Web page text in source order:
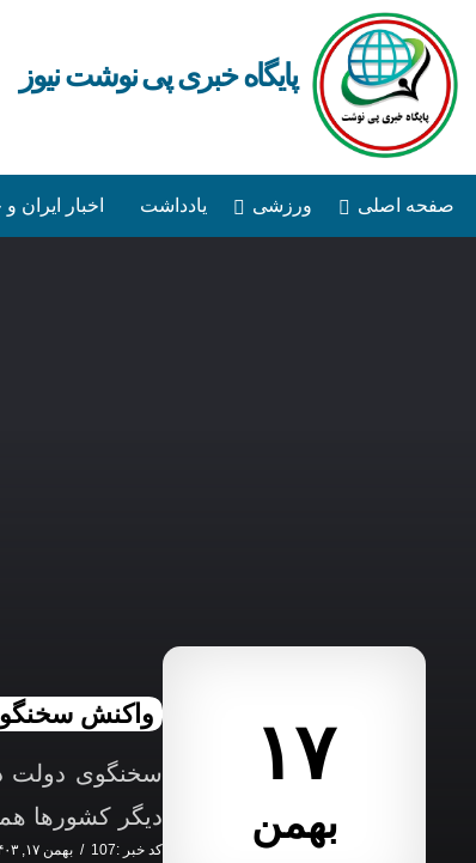
پایگاه خبری پی نوشت نیوز
صفحه اصلی ورزشی یادداشت اخبار ایران
۱۷
بهمن
واکنش
سخنگوی دولت
دیگر کشورها
کد خبر :107 بهمن ۱۷, ۱۴۰۳